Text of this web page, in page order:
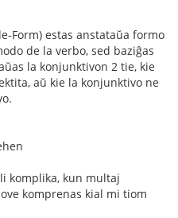
Form) estas anstataŭa formo
de la verbo, sed baziĝas
la konjunktivon 2 tie, kie
aŭ kie la konjunktivo ne
komplika, kun multaj
komprenas kial mi tiom